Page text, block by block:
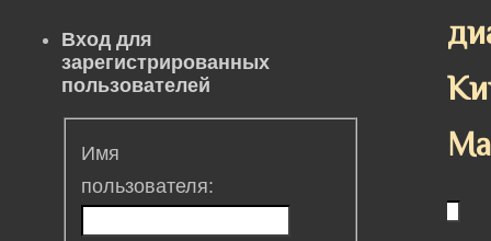
Вход для
зарегистрированных
пользователей
Имя
пользователя: